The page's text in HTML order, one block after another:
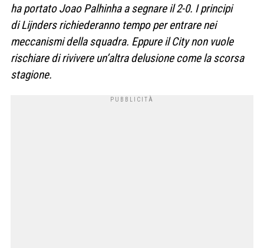
ha portato Joao Palhinha a segnare il 2-0. I principi
di Lijnders richiederanno tempo per entrare nei
meccanismi della squadra. Eppure il City non vuole
rischiare di rivivere un’altra delusione come la scorsa
stagione.